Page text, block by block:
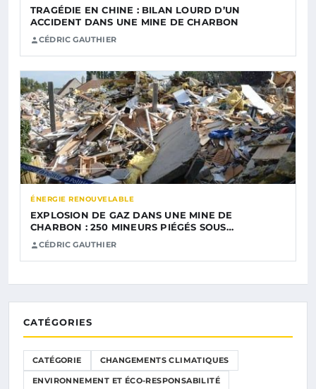
TRAGÉDIE EN CHINE : BILAN LOURD D’UN
ACCIDENT DANS UNE MINE DE CHARBON
CÉDRIC GAUTHIER
ÉNERGIE RENOUVELABLE
EXPLOSION DE GAZ DANS UNE MINE DE
CHARBON : 250 MINEURS PIÉGÉS SOUS…
CÉDRIC GAUTHIER
CATÉGORIES
CATÉGORIE CHANGEMENTS CLIMATIQUES
ENVIRONNEMENT ET ÉCO-RESPONSABILITÉ